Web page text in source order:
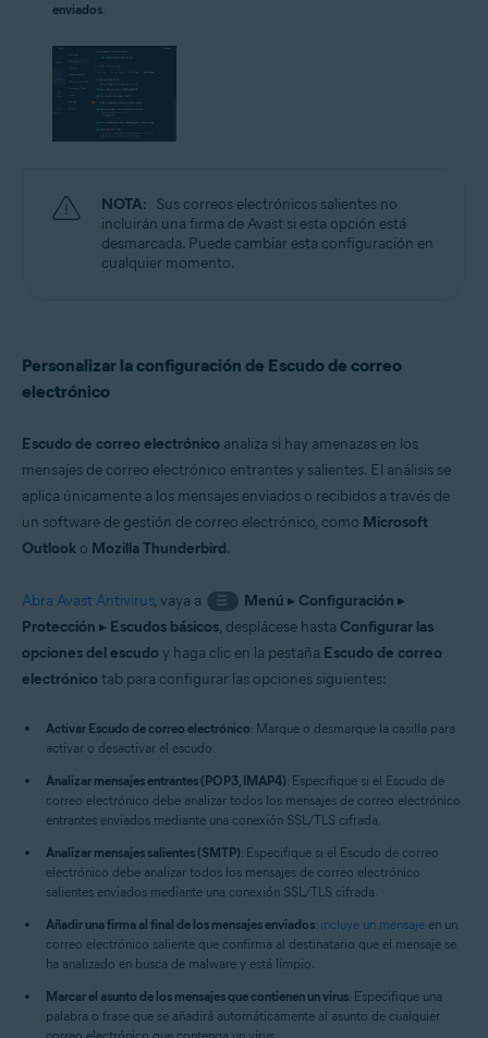
enviados.
NOTA: Sus correos electrónicos salientes no
incluirán una firma de Avast si esta opción está
desmarcada. Puede cambiar esta configuración en
cualquier momento.
Personalizar la configuración de Escudo de correo
electrónico
Escudo de correo electrónico analiza si hay amenazas en los
mensajes de correo electrónico entrantes y salientes. El análisis se
aplica únicamente a los mensajes enviados o recibidos a través de
un software de gestión de correo electrónico, como Microsoft
Outlook o Mozilla Thunderbird.
Abra Avast Antivirus, vaya a ☰ Menú ▸ Configuración ▸
Protección ▸ Escudos básicos, desplácese hasta Configurar las
opciones del escudo y haga clic en la pestaña Escudo de correo
electrónico tab para configurar las opciones siguientes:
Activar Escudo de correo electrónico: Marque o desmarque la casilla para
activar o desactivar el escudo.
Analizar mensajes entrantes (POP3, IMAP4): Especifique si el Escudo de
correo electrónico debe analizar todos los mensajes de correo electrónico
entrantes enviados mediante una conexión SSL/TLS cifrada.
Analizar mensajes salientes (SMTP): Especifique si el Escudo de correo
electrónico debe analizar todos los mensajes de correo electrónico
salientes enviados mediante una conexión SSL/TLS cifrada.
Añadir una firma al final de los mensajes enviados: incluye un mensaje en un
correo electrónico saliente que confirma al destinatario que el mensaje se
ha analizado en busca de malware y está limpio.
Marcar el asunto de los mensajes que contienen un virus: Especifique una
palabra o frase que se añadirá automáticamente al asunto de cualquier